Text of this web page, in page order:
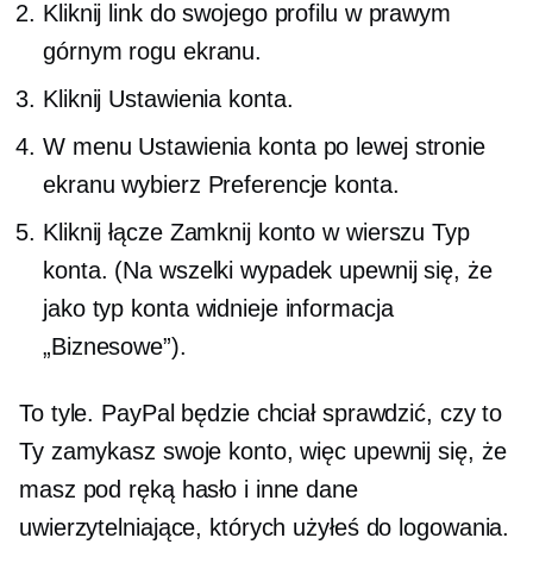
Kliknij link do swojego profilu w prawym
górnym rogu ekranu.
Kliknij Ustawienia konta.
W menu Ustawienia konta po lewej stronie
ekranu wybierz Preferencje konta.
Kliknij łącze Zamknij konto w wierszu Typ
konta. (Na wszelki wypadek upewnij się, że
jako typ konta widnieje informacja
„Biznesowe”).
To tyle. PayPal będzie chciał sprawdzić, czy to
Ty zamykasz swoje konto, więc upewnij się, że
masz pod ręką hasło i inne dane
uwierzytelniające, których użyłeś do logowania.